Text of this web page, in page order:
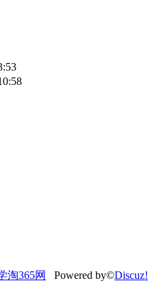
淘365网 Powered by©Discuz!